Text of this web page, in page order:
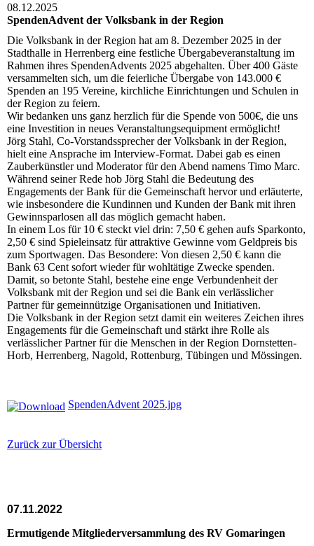
08.12.2025
SpendenAdvent der Volksbank in der Region
Die Volksbank in der Region hat am 8. Dezember 2025 in der
Stadthalle in Herrenberg eine festliche Übergabeveranstaltung im
Rahmen ihres SpendenAdvents 2025 abgehalten. Über 400 Gäste
versammelten sich, um die feierliche Übergabe von 143.000 €
Spenden an 195 Vereine, kirchliche Einrichtungen und Schulen in
der Region zu feiern.
Wir bedanken uns ganz herzlich für die Spende von 500€, die uns
eine Investition in neues Veranstaltungsequipment ermöglicht!
Jörg Stahl, Co-Vorstandssprecher der Volksbank in der Region,
hielt eine Ansprache im Interview-Format. Dabei gab es einen
Zauberkünstler und Moderator für den Abend namens Timo Marc.
Während seiner Rede hob Jörg Stahl die Bedeutung des
Engagements der Bank für die Gemeinschaft hervor und erläuterte,
wie insbesondere die Kundinnen und Kunden der Bank mit ihren
Gewinnsparlosen all das möglich gemacht haben.
In einem Los für 10 € steckt viel drin: 7,50 € gehen aufs Sparkonto,
2,50 € sind Spieleinsatz für attraktive Gewinne vom Geldpreis bis
zum Sportwagen. Das Besondere: Von diesen 2,50 € kann die
Bank 63 Cent sofort wieder für wohltätige Zwecke spenden.
Damit, so betonte Stahl, bestehe eine enge Verbundenheit der
Volksbank mit der Region und sei die Bank ein verlässlicher
Partner für gemeinnützige Organisationen und Initiativen.
Die Volksbank in der Region setzt damit ein weiteres Zeichen ihres
Engagements für die Gemeinschaft und stärkt ihre Rolle als
verlässlicher Partner für die Menschen in der Region Dornstetten-
Horb, Herrenberg, Nagold, Rottenburg, Tübingen und Mössingen.
SpendenAdvent 2025.jpg
Zurück zur Übersicht
07.11.2022
Ermutigende Mitgliederversammlung des RV Gomaringen